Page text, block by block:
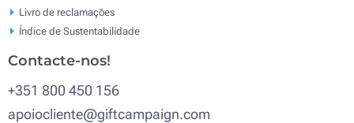
Livro de reclamaçōes
Índice de Sustentabilidade
Contacte-nos!
+351 800 450 156
apoiocliente@giftcampaign.com